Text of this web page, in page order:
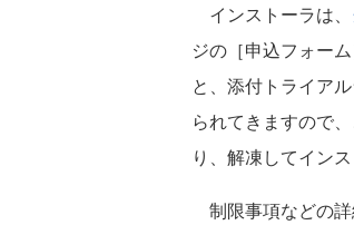
インストーラは、
ジの［申込フォー
と、添付トライア
られてきますので
り、解凍してイン
制限事項などの